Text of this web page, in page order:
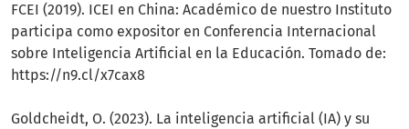
FCEI (2019). ICEI en China: Académico de nuestro Instituto
participa como expositor en Conferencia Internacional
sobre Inteligencia Artificial en la Educación. Tomado de:
https://n9.cl/x7cax8
Goldcheidt, O. (2023). La inteligencia artificial (IA) y su